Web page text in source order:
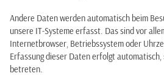
Andere Daten werden automatisch beim
unsere IT-Systeme erfasst. Das sind vor
Internetbrowser, Betriebssystem oder
Erfassung dieser Daten erfolgt automatisch,
betreten.